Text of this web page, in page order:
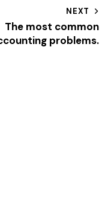
NEXT
The most common
problems.